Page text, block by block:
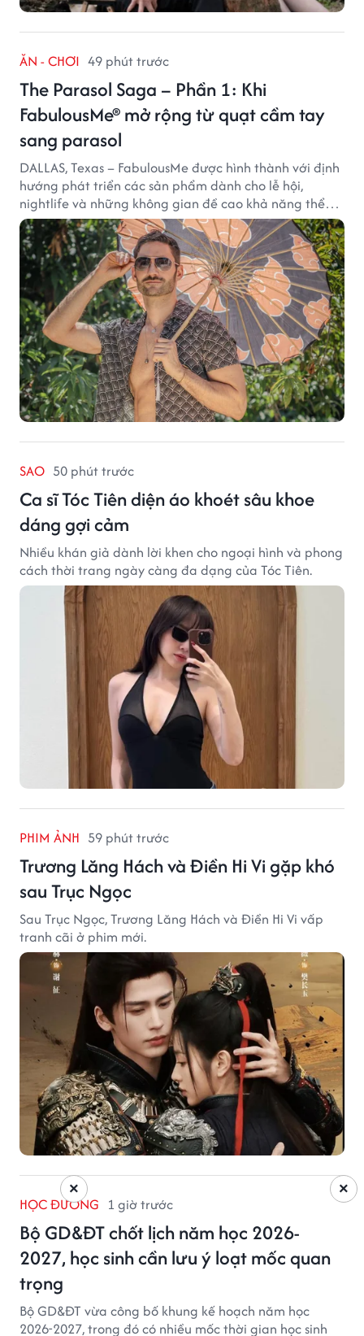
ĂN - CHƠI 49 phút trước
The Parasol Saga – Phần 1: Khi
FabulousMe® mở rộng từ quạt cầm tay
sang parasol
DALLAS, Texas – FabulousMe được hình thành với định
hướng phát triển các sản phẩm dành cho lễ hội,
nightlife và những không gian đề cao khả năng thể
hiện bản thân. Trong quá trình xây dựng thương hiệu,
quạt cầm tay trở thành dòng sản phẩm tạo được
thành công ban đầu, giúp FabulousMe từng bước mở
rộng mức độ hiện diện trên thị trường.
SAO 50 phút trước
Ca sĩ Tóc Tiên diện áo khoét sâu khoe
dáng gợi cảm
Nhiều khán giả dành lời khen cho ngoại hình và phong
cách thời trang ngày càng đa dạng của Tóc Tiên.
PHIM ẢNH 59 phút trước
Trương Lăng Hách và Điền Hi Vi gặp khó
sau Trục Ngọc
Sau Trục Ngọc, Trương Lăng Hách và Điền Hi Vi vấp
tranh cãi ở phim mới.
HỌC ĐƯỜNG 1 giờ trước
Bộ GD&ĐT chốt lịch năm học 2026-
2027, học sinh cần lưu ý loạt mốc quan
trọng
Bộ GD&ĐT vừa công bố khung kế hoạch năm học
2026-2027, trong đó có nhiều mốc thời gian học sinh
×
×